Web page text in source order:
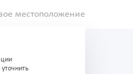
местоположение